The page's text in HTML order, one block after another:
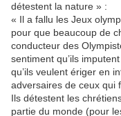
détestent la nature » :
« Il a fallu les Jeux
pour que beaucoup de
conducteur des
sentiment qu’ils
qu’ils veulent ériger en
adversaires de ceux qui
Ils détestent les
partie du monde (pour